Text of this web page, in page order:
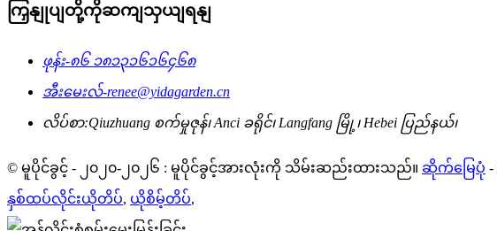
ကြှနျုပျတို့ကိုဆကျသှယျရနျ
ဖုန်း-၈၆ ၁၈၁၃၁၆၁၆၄၆၈
အီးမေးလ်-renee@yidagarden.cn
လိပ်စာ:Qiuzhuang စက်မှုဇုန်၊ Anci ခရိုင်၊ Langfang မြို့၊ Hebei ပြည်နယ်၊
© မူပိုင်ခွင့် - ၂၀၂၀-၂၀၂၆ : မူပိုင်ခွင့်အားလုံးကို သိမ်းဆည်းထားသည်။ ဆိုက်မြေပုံ -
နှစ်ထပ်လိုင်းယိုတိပ်, ယိုစိမ့်တိပ်,